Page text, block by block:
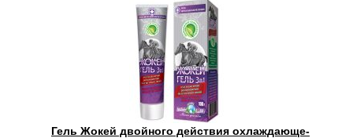
Гель Жокей двойного действия охлаждающе-